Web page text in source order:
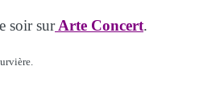
soir surArte Concert.